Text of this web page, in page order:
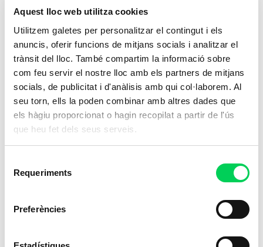
Aquest lloc web utilitza cookies
Utilitzem galetes per personalitzar el contingut i els
anuncis, oferir funcions de mitjans socials i analitzar el
trànsit del lloc. També compartim la informació sobre
com feu servir el nostre lloc amb els partners de mitjans
socials, de publicitat i d'anàlisis amb qui col·laborem. Al
seu torn, ells la poden combinar amb altres dades que
els hàgiu proporcionat o hagin recopilat a partir de l'ús
que heu fet dels seus serveis.
Requeriments
Preferències
Cures Auxiliars d’Infermeria
Capacita't per oferir atenció essencial en el
sector sanitari,una carrera amb un
impacte directe en el benestar dels
pacients.
Presencial
Ensenyaments Esportius